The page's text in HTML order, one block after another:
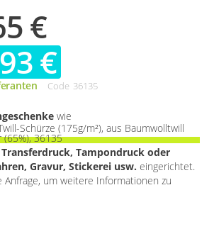
€
€
Code 36135
wie
Schürze (175g/m²), aus Baumwolltwill
(65%), 36135
Tampondruck oder
Gravur, Stickerei usw. eingerichtet.
Anfrage, um weitere Informationen zu